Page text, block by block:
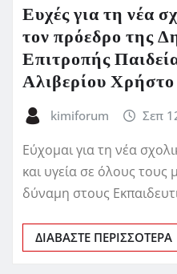
Ευχές για τη νέα
τον πρόεδρο της
Επιτροπής
Αλιβερίου
kimiforum Σεπ
Εύχομαι για τη νέα
και υγεία σε όλους τους
δύναμη στους
ΔΙΑΒΆΣΤΕ ΠΕΡΙΣΣΌΤΕΡΑ